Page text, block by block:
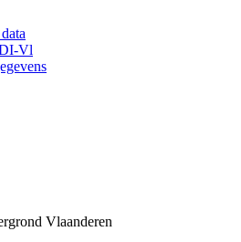
Vl
Vlaanderen